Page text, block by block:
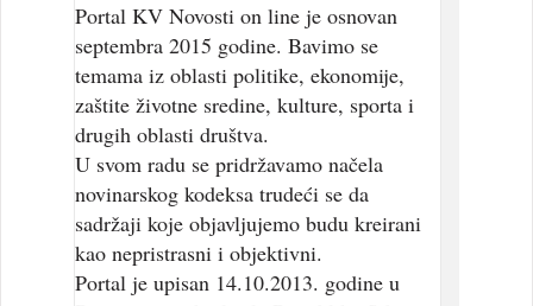
Portal KV Novosti on line je osnovan
septembra 2015 godine. Bavimo se
temama iz oblasti politike, ekonomije,
zaštite životne sredine, kulture, sporta i
drugih oblasti društva.
U svom radu se pridržavamo načela
novinarskog kodeksa trudeći se da
sadržaji koje objavljujemo budu kreirani
kao nepristrasni i objektivni.
Portal je upisan 14.10.2013. godine u